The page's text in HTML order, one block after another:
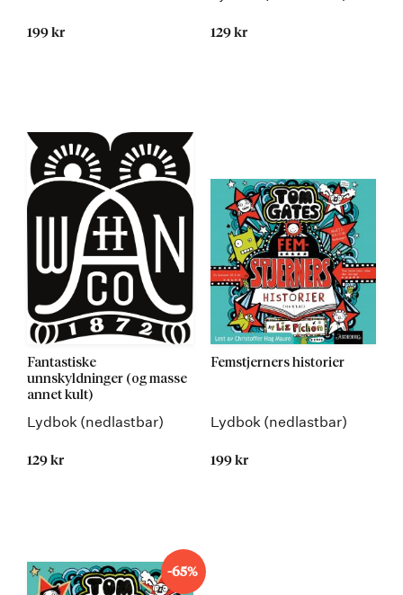
199 kr 129 kr
Fantastiske
unnskyldninger (og masse
annet kult)
Lydbok (nedlastbar)
129 kr
Femstjerners historier
Lydbok (nedlastbar)
199 kr
-65%